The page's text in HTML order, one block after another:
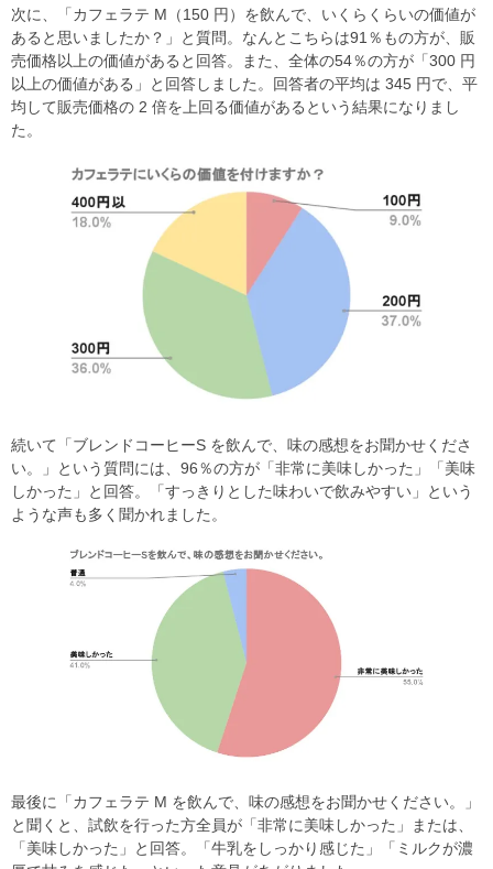
次に、「カフェラテ M（150 円）を飲んで、いくらくらいの価値が
あると思いましたか？」と質問。なんとこちらは91％もの方が、販
売価格以上の価値があると回答。また、全体の54％の方が「300 円
以上の価値がある」と回答しました。回答者の平均は 345 円で、平
均して販売価格の 2 倍を上回る価値があるという結果になりまし
た。
続いて「ブレンドコーヒーS を飲んで、味の感想をお聞かせくださ
い。」という質問には、96％の方が「非常に美味しかった」「美味
しかった」と回答。「すっきりとした味わいで飲みやすい」という
ような声も多く聞かれました。
最後に「カフェラテ M を飲んで、味の感想をお聞かせください。」
と聞くと、試飲を行った方全員が「非常に美味しかった」または、
「美味しかった」と回答。「牛乳をしっかり感じた」「ミルクが濃